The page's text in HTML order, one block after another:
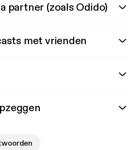
partner (zoals Odido)
met vrienden